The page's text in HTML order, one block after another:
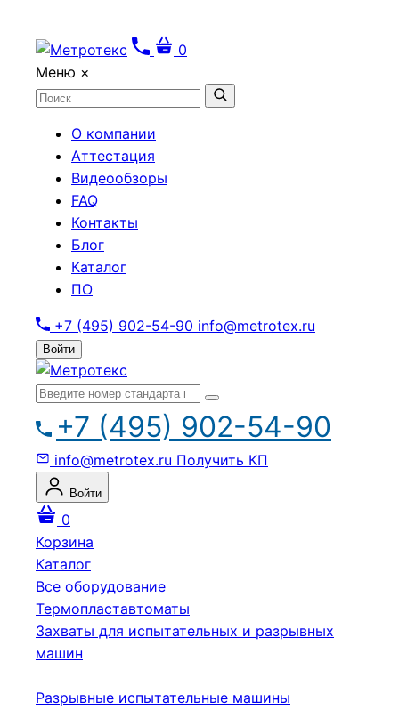
0
Меню ×
О компании
Аттестация
Видеообзоры
FAQ
Контакты
Блог
Каталог
ПО
+7 (495) 902-54-90 info@metrotex.ru
Войти
+7 (495) 902-54-90
info@metrotex.ru Получить КП
Войти
0
Корзина
Каталог
Все оборудование
Термопластавтоматы
Захваты для испытательных и разрывных
машин
Разрывные испытательные машины